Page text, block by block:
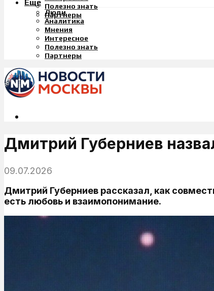
Полезно знать
Партнеры
Еще
Люди
Аналитика
Мнения
Интересное
Полезно знать
Партнеры
Дмитрий Губерниев
09.07.2026
Дмитрий Губерниев рассказал, как
есть любовь и взаимопонимание.